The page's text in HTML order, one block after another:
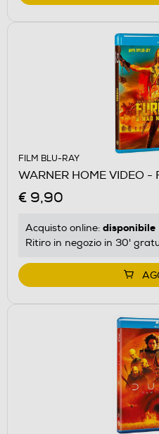
FILM BLU-RAY
WARNER HOME VIDEO
€ 9,90
Acquisto online: disponibile
Ritiro in negozio in 30'